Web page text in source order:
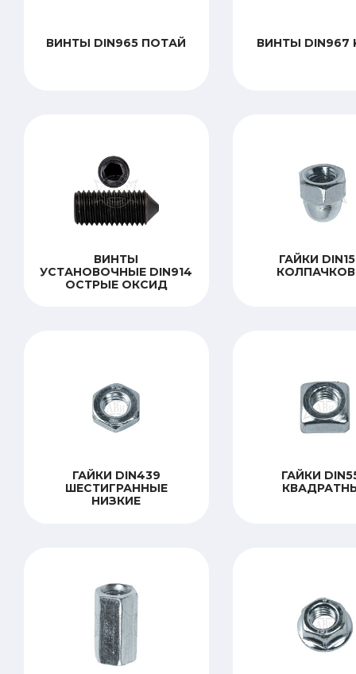
ВИНТЫ DIN965 ПОТАЙ ВИНТЫ DIN967
ВИНТЫ
УСТАНОВОЧНЫЕ DIN914
ОСТРЫЕ ОКСИД
ГАЙКИ
ГАЙКИ DIN439
ШЕСТИГРАННЫЕ
НИЗКИЕ
ГАЙКИ